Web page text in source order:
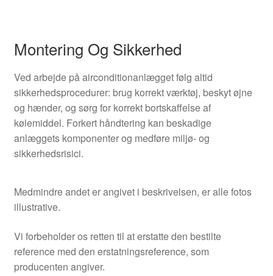
Montering Og Sikkerhed
Ved arbejde på airconditionanlægget følg altid
sikkerhedsprocedurer: brug korrekt værktøj, beskyt øjne
og hænder, og sørg for korrekt bortskaffelse af
kølemiddel. Forkert håndtering kan beskadige
anlæggets komponenter og medføre miljø- og
sikkerhedsrisici.
Medmindre andet er angivet i beskrivelsen, er alle fotos
illustrative.
Vi forbeholder os retten til at erstatte den bestilte
reference med den erstatningsreference, som
producenten angiver.